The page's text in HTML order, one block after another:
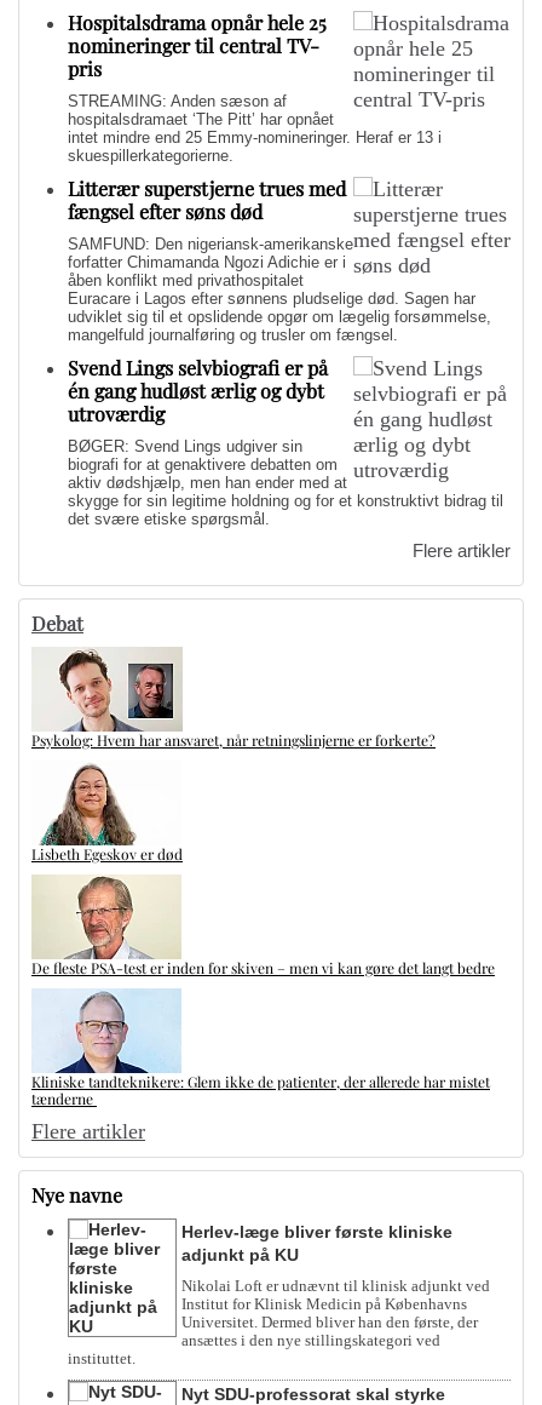
Hospitalsdrama opnår hele 25
nomineringer til central TV-
pris
STREAMING: Anden sæson af
hospitalsdramaet ‘The Pitt’ har opnået
intet mindre end 25 Emmy-nomineringer. Heraf er 13 i
skuespillerkategorierne.
Litterær superstjerne trues med
fængsel efter søns død
SAMFUND: Den nigeriansk-amerikanske
forfatter Chimamanda Ngozi Adichie er i
åben konflikt med privathospitalet
Euracare i Lagos efter sønnens pludselige død. Sagen har
udviklet sig til et opslidende opgør om lægelig forsømmelse,
mangelfuld journalføring og trusler om fængsel.
Svend Lings selvbiografi er på
én gang hudløst ærlig og dybt
utroværdig
BØGER: Svend Lings udgiver sin
biografi for at genaktivere debatten om
aktiv dødshjælp, men han ender med at
skygge for sin legitime holdning og for et konstruktivt bidrag til
det svære etiske spørgsmål.
Flere artikler
Debat
Psykolog: Hvem har ansvaret, når retningslinjerne er forkerte?
Lisbeth Egeskov er død
De fleste PSA-test er inden for skiven – men vi kan gøre det langt bedre
Kliniske tandteknikere: Glem ikke de patienter, der allerede har mistet
tænderne
Flere artikler
Nye navne
Herlev-læge bliver første kliniske
adjunkt på KU
Nikolai Loft er udnævnt til klinisk adjunkt ved
Institut for Klinisk Medicin på Københavns
Universitet. Dermed bliver han den første, der
ansættes i den nye stillingskategori ved
instituttet.
Nyt SDU-professorat skal styrke